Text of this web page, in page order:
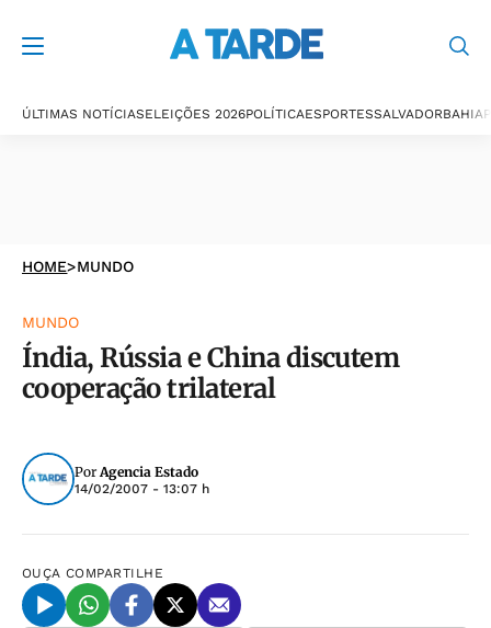
ÚLTIMAS NOTÍCIASELEIÇÕES 2026POLÍTICAESPORTESSALVADORBAHIA
HOME>MUNDO
MUNDO
Índia, Rússia e China discutem
cooperação trilateral
PorAgencia Estado
14/02/2007 - 13:07 h
OUÇA COMPARTILHE